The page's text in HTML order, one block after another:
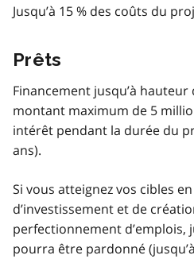
Jusqu’à 15 % des coûts du
Prêts
Financement jusqu’à hauteur
montant maximum de 5
intérêt pendant la durée du
ans).
Si vous atteignez vos cibles
d’investissement et de
perfectionnement d’emplois,
pourra être pardonné